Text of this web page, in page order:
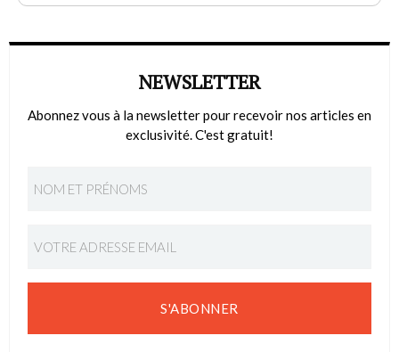
NEWSLETTER
Abonnez vous à la newsletter pour recevoir nos articles en
exclusivité. C'est gratuit!
S'ABONNER